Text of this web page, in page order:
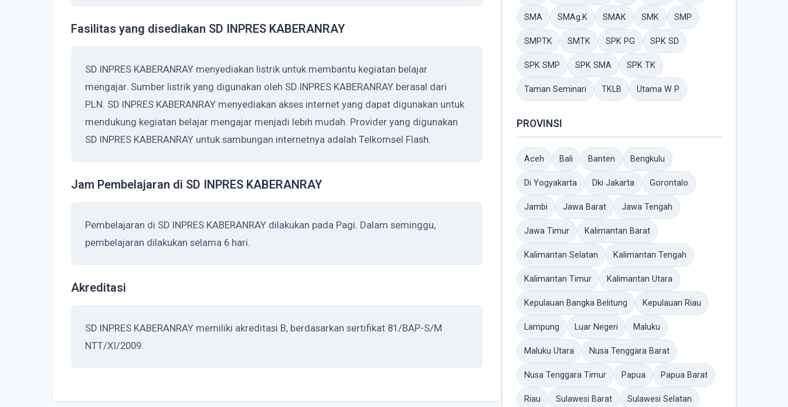
Fasilitas yang disediakan SD INPRES KABERANRAY
SD INPRES KABERANRAY menyediakan listrik untuk membantu kegiatan belajar
mengajar. Sumber listrik yang digunakan oleh SD INPRES KABERANRAY berasal dari
PLN. SD INPRES KABERANRAY menyediakan akses internet yang dapat digunakan untuk
mendukung kegiatan belajar mengajar menjadi lebih mudah. Provider yang digunakan
SD INPRES KABERANRAY untuk sambungan internetnya adalah Telkomsel Flash.
Jam Pembelajaran di SD INPRES KABERANRAY
Pembelajaran di SD INPRES KABERANRAY dilakukan pada Pagi. Dalam seminggu,
pembelajaran dilakukan selama 6 hari.
Akreditasi
SD INPRES KABERANRAY memiliki akreditasi B, berdasarkan sertifikat 81/BAP-S/M
NTT/XI/2009.
SMA SMAg.K SMAK SMK SMP
SMPTK SMTK SPK PG SPK SD
SPK SMP SPK SMA SPK TK
Taman Seminari TKLB Utama W P
PROVINSI
Aceh Bali Banten Bengkulu
Di Yogyakarta Dki Jakarta Gorontalo
Jambi Jawa Barat Jawa Tengah
Jawa Timur Kalimantan Barat
Kalimantan Selatan Kalimantan Tengah
Kalimantan Timur Kalimantan Utara
Kepulauan Bangka Belitung Kepulauan Riau
Lampung Luar Negeri Maluku
Maluku Utara Nusa Tenggara Barat
Nusa Tenggara Timur Papua Papua Barat
Riau Sulawesi Barat Sulawesi Selatan